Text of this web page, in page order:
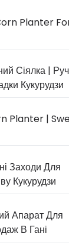
Planter
Сіялка |
Кукурудзи
Planter |
Заходи Для
Кукурудзи
Апарат Для
В Гані